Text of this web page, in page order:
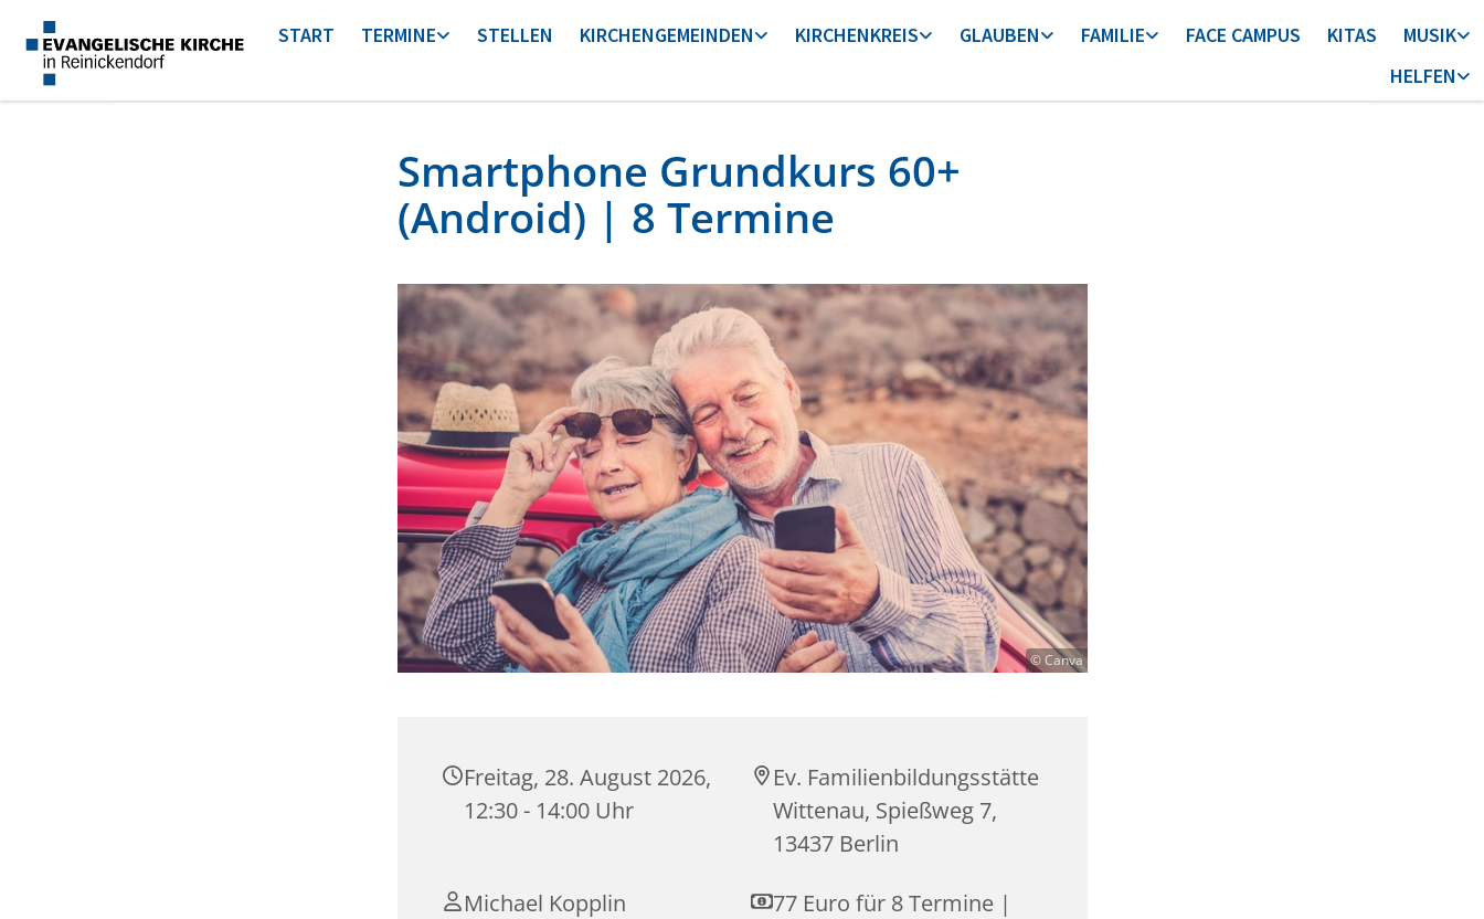
START TERMINE STELLEN KIRCHENGEMEINDEN KIRCHENKREIS GLAUBEN FAMILIE FACE CAMPUS KITAS
MUSIK
HELFEN
Smartphone Grundkurs 60+
(Android) | 8 Termine
© Canva
Freitag, 28. August 2026,
12:30 - 14:00 Uhr
Ev. Familienbildungsstätte
Wittenau, Spießweg 7,
13437 Berlin
Michael Kopplin
77 Euro für 8 Termine |